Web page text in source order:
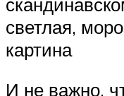
светлая,
картина
И не важно,